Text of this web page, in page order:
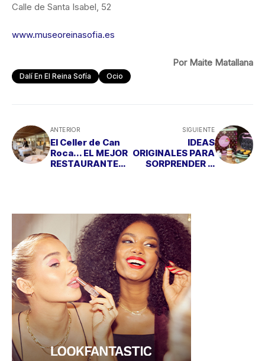
Calle de Santa Isabel, 52
www.museoreinasofia.es
Por Maite Matallana
Dalí En El Reina Sofía Ocio
ANTERIOR
El Celler de Can
Roca... EL MEJOR
RESTAURANTE
SIGUIENTE
IDEAS
ORIGINALES PARA
SORPRENDER A